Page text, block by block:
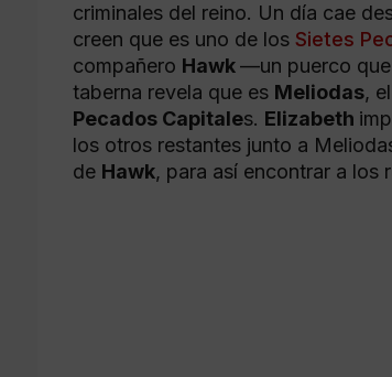
criminales del reino. Un día cae
creen que es uno de los Sietes
compañero Hawk—un puerco
taberna revela que es Meliodas,
Pecados Capitales. Elizabeth
los otros restantes junto a
de Hawk, para así encontrar a los